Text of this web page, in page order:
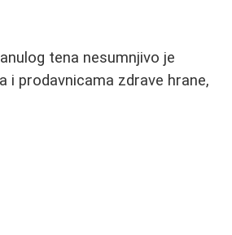
tena nesumnjivo je
i prodavnicama zdrave hrane,